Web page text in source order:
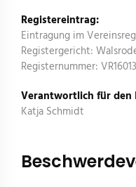
Registereintrag:
Eintragung im
Registergericht:
Registernummer:
Verantwortlich für den
Katja Schmidt